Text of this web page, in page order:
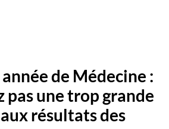
de Médecine :
pas une trop grande
résultats des